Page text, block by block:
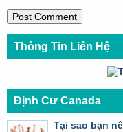
Thông Tin Liên Hệ
Định Cư Canada
Tại sao bạn